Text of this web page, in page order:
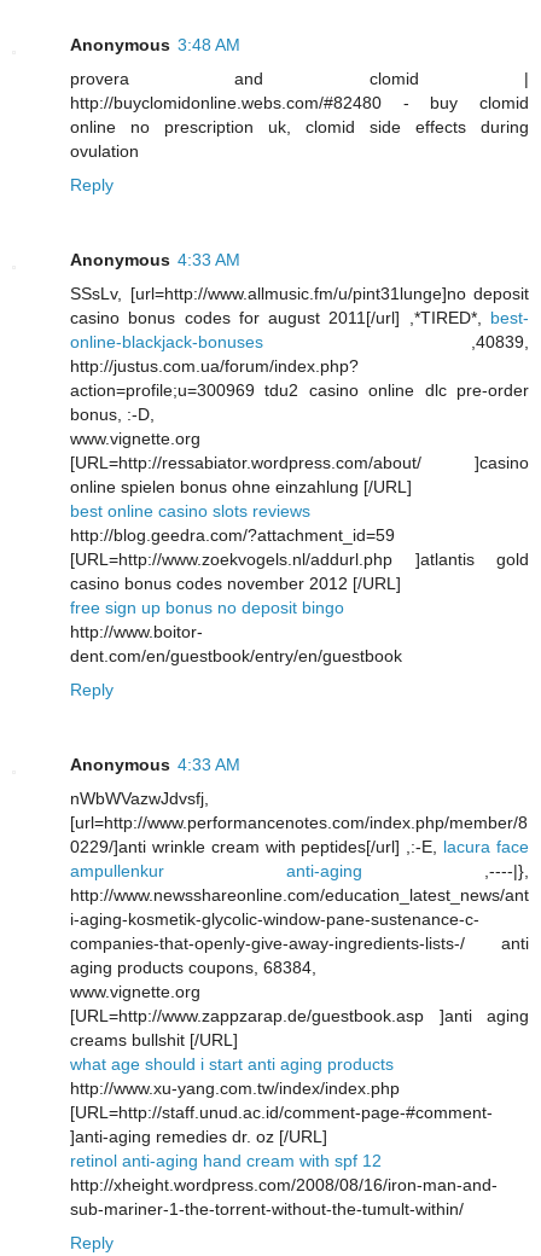
Anonymous 3:48 AM
provera and clomid |
http://buyclomidonline.webs.com/#82480 - buy clomid
online no prescription uk, clomid side effects during
ovulation
Reply
Anonymous 4:33 AM
SSsLv, [url=http://www.allmusic.fm/u/pint31lunge]no deposit
casino bonus codes for august 2011[/url] ,*TIRED*, best-
online-blackjack-bonuses ,40839,
http://justus.com.ua/forum/index.php?
action=profile;u=300969 tdu2 casino online dlc pre-order
bonus, :-D,
www.vignette.org
[URL=http://ressabiator.wordpress.com/about/ ]casino
online spielen bonus ohne einzahlung [/URL]
best online casino slots reviews
http://blog.geedra.com/?attachment_id=59
[URL=http://www.zoekvogels.nl/addurl.php ]atlantis gold
casino bonus codes november 2012 [/URL]
free sign up bonus no deposit bingo
http://www.boitor-
dent.com/en/guestbook/entry/en/guestbook
Reply
Anonymous 4:33 AM
nWbWVazwJdvsfj,
[url=http://www.performancenotes.com/index.php/member/8
0229/]anti wrinkle cream with peptides[/url] ,:-E, lacura face
ampullenkur anti-aging ,----|},
http://www.newsshareonline.com/education_latest_news/ant
i-aging-kosmetik-glycolic-window-pane-sustenance-c-
companies-that-openly-give-away-ingredients-lists-/ anti
aging products coupons, 68384,
www.vignette.org
[URL=http://www.zappzarap.de/guestbook.asp ]anti aging
creams bullshit [/URL]
what age should i start anti aging products
http://www.xu-yang.com.tw/index/index.php
[URL=http://staff.unud.ac.id/comment-page-#comment-
]anti-aging remedies dr. oz [/URL]
retinol anti-aging hand cream with spf 12
http://xheight.wordpress.com/2008/08/16/iron-man-and-
sub-mariner-1-the-torrent-without-the-tumult-within/
Reply